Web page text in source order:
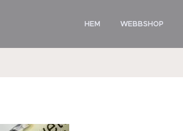
HEM WEBBSHOP